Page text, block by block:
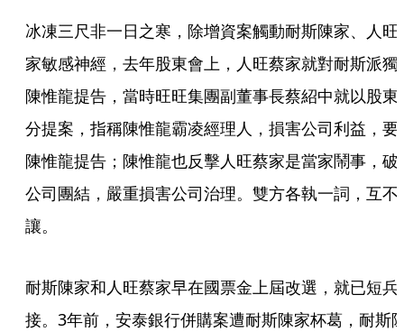
冰凍三尺非一日之寒，除增資案觸動耐斯陳家、人旺
家敏感神經，去年股東會上，人旺蔡家就對耐斯派獨
陳惟龍提告，當時旺旺集團副董事長蔡紹中就以股東
分提案，指稱陳惟龍霸凌經理人，損害公司利益，要
陳惟龍提告；陳惟龍也反擊人旺蔡家是當家鬧事，破
公司團結，嚴重損害公司治理。雙方各執一詞，互不
讓。
耐斯陳家和人旺蔡家早在國票金上屆改選，就已短兵
接。3年前，安泰銀行併購案遭耐斯陳家杯葛，耐斯